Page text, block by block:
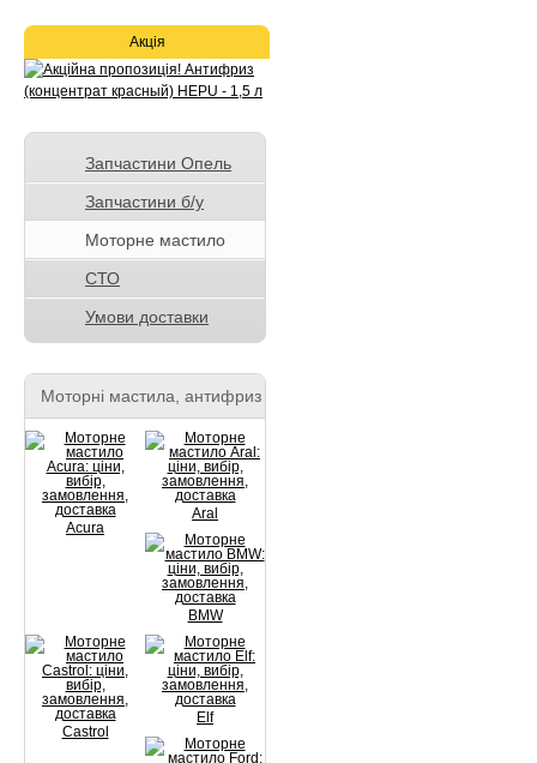
Акція
Запчастини Опель
Запчастини б/у
Моторне мастило
СТО
Умови доставки
Моторні мастила, антифриз
Acura
Aral
BMW
Castrol
Elf